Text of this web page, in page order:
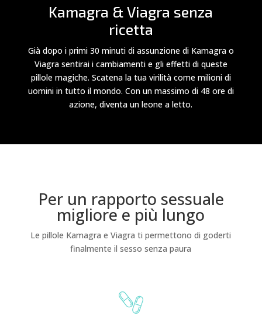
Kamagra & Viagra senza
ricetta
Già dopo i primi 30 minuti di assunzione di Kamagra o
Viagra sentirai i cambiamenti e gli effetti di queste
pillole magiche. Scatena la tua virilità come milioni di
uomini in tutto il mondo. Con un massimo di 48 ore di
azione, diventa un leone a letto.
Per un rapporto sessuale
migliore e più lungo
Le pillole Kamagra e Viagra ti permettono di goderti
finalmente il sesso senza paura